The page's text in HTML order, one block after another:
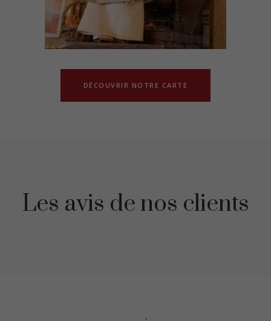
DÉCOUVRIR NOTRE CARTE
Les avis de nos clients